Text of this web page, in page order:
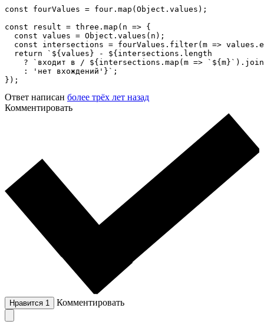
const fourValues = four.map(Object.values);
const result = three.map(n => {
  const values = Object.values(n);
const intersections = fourValues.filter(m =>
  return `${values} - ${intersections.length
? `входит в / ${intersections.map(m =>
    : 'нет вхождений'}`;
});
Ответ написан более трёх лет назад
Комментировать
Нравится 1 Комментировать